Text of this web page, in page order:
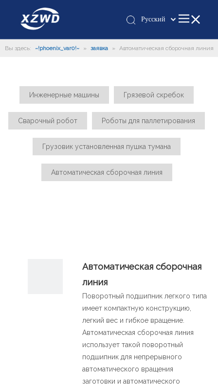
Pусский
românesc
한국어
日本語
Italiano
Português
Français
Вы здесь: ~!phoenix_var0!~ » заявка » Автоматическая сборочная линия
Инженерные машины Грязевой скребок
Сварочный робот Роботы для паллетирования
Грузовик установленная пушка тумана
Автоматическая сборочная линия
Автоматическая сборочная
линия
Поворотный подшипник легкого типа
имеет компактную конструкцию,
легкий вес и гибкое вращение.
Автоматическая сборочная линия
использует такой поворотный
подшипник для непрерывного
автоматического вращения
заготовки и автоматического